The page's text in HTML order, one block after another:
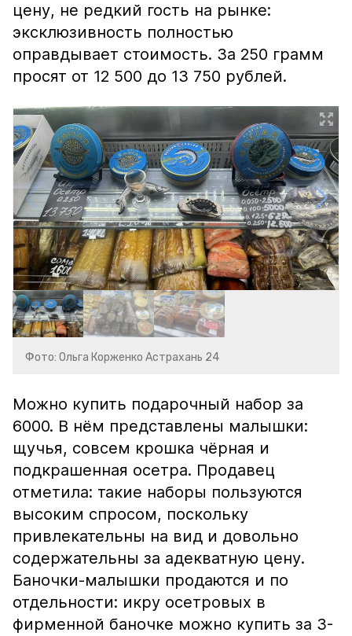
цену, не редкий гость на рынке:
эксклюзивность полностью
оправдывает стоимость. За 250 грамм
просят от 12 500 до 13 750 рублей.
Фото: Ольга Корженко Астрахань 24
Можно купить подарочный набор за
6000. В нём представлены малышки:
щучья, совсем крошка чёрная и
подкрашенная осетра. Продавец
отметила: такие наборы пользуются
высоким спросом, поскольку
привлекательны на вид и довольно
содержательны за адекватную цену.
Баночки-малышки продаются и по
отдельности: икру осетровых в
фирменной баночке можно купить за 3-